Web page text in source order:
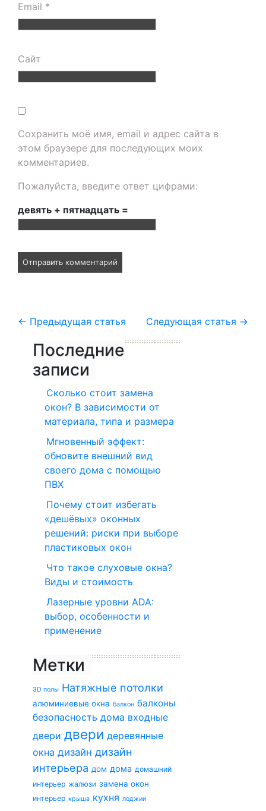
Email *
Сайт
Сохранить моё имя, email и адрес сайта в
этом браузере для последующих моих
комментариев.
Пожалуйста, введите ответ цифрами:
девять + пятнадцать =
← Предыдущая статья Следующая статья →
Последние
записи
Сколько стоит замена
окон? В зависимости от
материала, типа и размера
Мгновенный эффект:
обновите внешний вид
своего дома с помощью
ПВХ
Почему стоит избегать
«дешёвых» оконных
решений: риски при выборе
пластиковых окон
Что такое слуховые окна?
Виды и стоимость
Лазерные уровни ADA:
выбор, особенности и
применение
Метки
3D полы Натяжные потолки
алюминиевые окна балкон балконы
безопасность дома входные
двери двери деревянные
окна дизайн дизайн
интерьера дом дома домашний
интерьер жалюзи замена окон
интерьер крыша кухня лоджии